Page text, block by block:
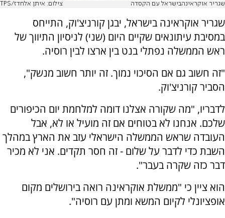
שגריר אוקראינהבישראל עם הקסדה צילום: איתן אלחדז/TPS
שגריר אוקראינה בישראל, יבגן קורניצ'וק, התייחס
במסיבת עיתונאים שקיים היום (שני) לניסיון התיווך של
ראש הממשלה נפתלי בנט בין ארצו לבין רוסיה.
"זה חשוב גם אם הסיכוי נמוך. זה יותר חשוב מנשק",
הסביר קורניצ'וק.
לדבריו, "מה שקורה אצלנו דומה למלחמת יום הכיפורים
שלכם. אנחנו לא בטוחים אם זה מועיל או לא, אבל
העובדה שראש הממשלה הישראלי עזב את הארץ במהלך
השבת כדי לדבר על שלום - זה חסר תקדים. אני לא מכיר
דבר כזה שקרה בעבר".
הוא ציין כי "ממשלת אוקראינה רואה בירושלים מקום
אופציונלי לקיום המשא ומתן עם רוסיה".